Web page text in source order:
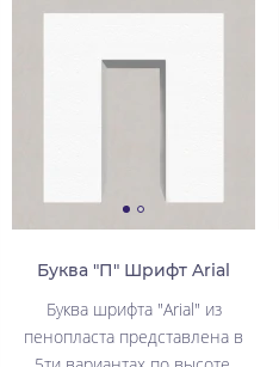
Буква "П" Шрифт Arial
Буква шрифта "Arial" из
пенопласта представлена в